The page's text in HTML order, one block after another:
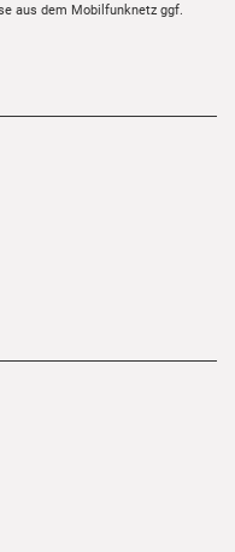
aus dem Mobilfunknetz ggf.